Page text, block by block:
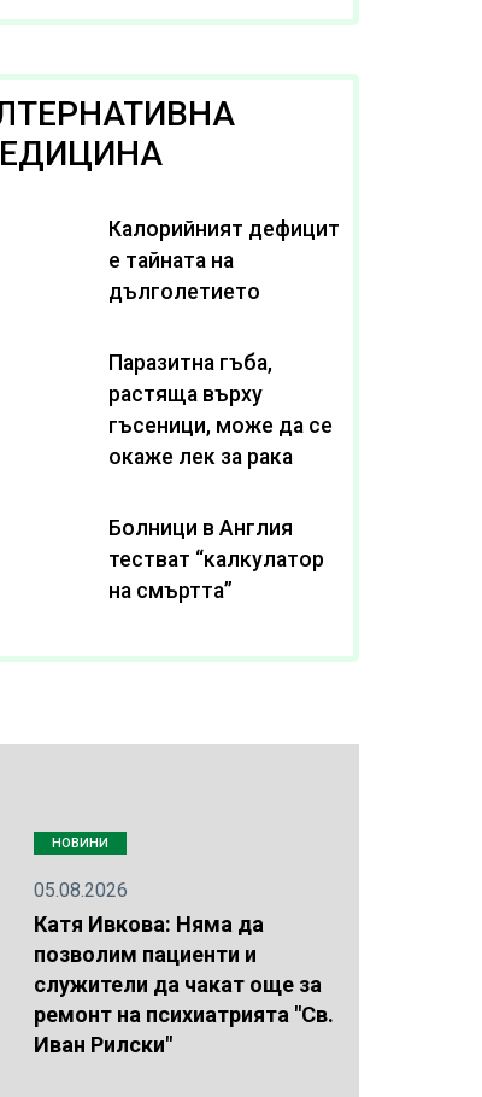
рака
Калорийният дефицит
е тайната на
дълголетието
Паразитна гъба,
растяща върху
гъсеници, може да се
окаже лек за рака
Болници в Англия
тестват “калкулатор
на смъртта”
НОВИНИ
05.08.2026
Катя Ивкова: Няма да
позволим пациенти и
служители да чакат още за
ремонт на психиатрията "Св.
Иван Рилски"